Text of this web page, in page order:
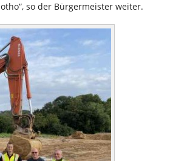
so der Bürgermeister weiter.